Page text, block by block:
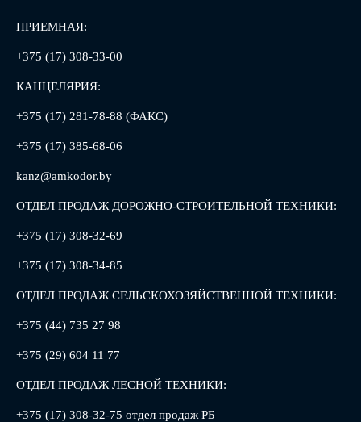
ПРИЕМНАЯ:
+375 (17) 308-33-00
КАНЦЕЛЯРИЯ:
+375 (17) 281-78-88 (ФАКС)
+375 (17) 385-68-06
kanz@amkodor.by
ОТДЕЛ ПРОДАЖ ДОРОЖНО-СТРОИТЕЛЬНОЙ ТЕХНИКИ:
+375 (17) 308-32-69
+375 (17) 308-34-85
ОТДЕЛ ПРОДАЖ СЕЛЬСКОХОЗЯЙСТВЕННОЙ ТЕХНИКИ:
+375 (44) 735 27 98
+375 (29) 604 11 77
ОТДЕЛ ПРОДАЖ ЛЕСНОЙ ТЕХНИКИ:
+375 (17) 308-32-75 отдел продаж РБ